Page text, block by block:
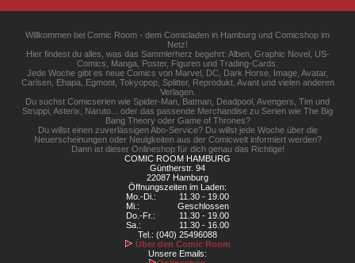
Willkommen bei Comic Room - dem Comicladen in Hamburg und Comicshop im
Netz!
Hier findest du alles, was das Sammlerherz begehrt: Alben, Graphic Novel, US-
Comics, Manga, Poster, Figuren und Trading-Cards.
Jede Woche gibt es neue Comics von Marvel, DC, Dark Horse, Image, Avatar,
Carlsen, Ehapa, Egmont, Tokyopop, Splitter, Reprodukt, Avant und vielen anderen
Verlagen.
Du suchst Comicserien wie Spider-Man, Batman, Deadpool, Avengers, Tim und
Struppi, Asterix, Naruto... oder das passende Merchandise zu Serien wie The Big
Bang Theory oder Game of Thrones?
Du willst einen zuverlässigen Abo-Service? Du willst jede Woche über die
Neuerscheinungen oder Neuigkeiten aus der Comicwelt informiert werden?
Dann ist dieser Onlineshop für dich genau das Richtige!
COMIC ROOM HAMBURG
Güntherstr. 94
22087 Hamburg
Öffnungszeiten im Laden:
Mo.-Di.:
11.30 - 19.00
Mi.:
Geschlossen
Do.-Fr.:
11.30 - 19.00
Sa.:
11.30 - 16.00
Tel.: (040) 25496088
Über den Comic Room
Unsere Emails: